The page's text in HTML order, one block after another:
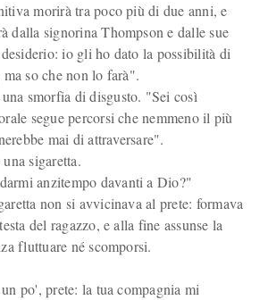
morirà tra poco più di due anni, e
dalla signorina Thompson e dalle sue
io gli ho dato la possibilità di
so che non lo farà".
smorfia di disgusto. "Sei così
segue percorsi che nemmeno il più
mai di attraversare".
sigaretta.
anzitempo davanti a Dio?"
non si avvicinava al prete: formava
del ragazzo, e alla fine assunse la
fluttuare né scomporsi.
po', prete: la tua compagnia mi